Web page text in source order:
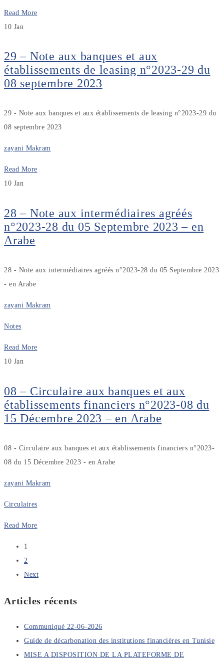
Read More
10 Jan
29 – Note aux banques et aux
établissements de leasing n°2023-29 du
08 septembre 2023
29 - Note aux banques et aux établissements de leasing n°2023-29 du
08 septembre 2023
zayani Makram
Read More
10 Jan
28 – Note aux intermédiaires agréés
n°2023-28 du 05 Septembre 2023 – en
Arabe
28 - Note aux intermédiaires agréés n°2023-28 du 05 Septembre 2023
- en Arabe
zayani Makram
Notes
Read More
10 Jan
08 – Circulaire aux banques et aux
établissements financiers n°2023-08 du
15 Décembre 2023 – en Arabe
08 - Circulaire aux banques et aux établissements financiers n°2023-
08 du 15 Décembre 2023 - en Arabe
zayani Makram
Circulaires
Read More
1
2
Next
Articles récents
Communiqué 22-06-2026
Guide de décarbonation des institutions financières en Tunisie
MISE A DISPOSITION DE LA PLATEFORME DE